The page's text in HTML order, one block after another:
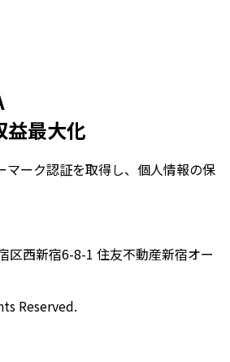
益最大化
マーク認証を取得し、個人情報の保
区西新宿6-8-1 住友不動産新宿オー
Reserved.